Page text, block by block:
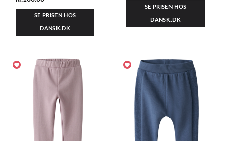
SE PRISEN HOS
DANSK.DK
SE PRISEN HOS
DANSK.DK